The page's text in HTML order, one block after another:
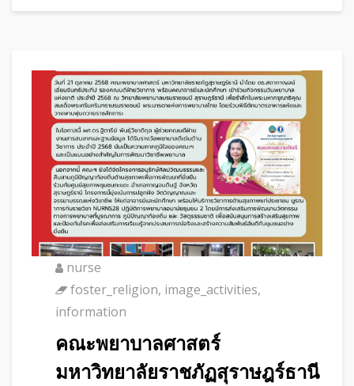
nurse
foster_religion, image_activities,
information
คณะพยาบาลศาสตร์
มหาวิทยาลัยราชภัฏสุราษฎร์ธานี